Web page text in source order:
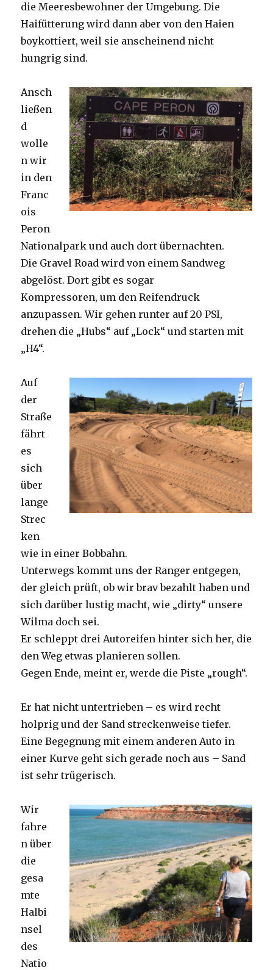
die Meeresbewohner der Umgebung. Die
Haifütterung wird dann aber von den Haien
boykottiert, weil sie anscheinend nicht
hungrig sind.
Ansch
ließen
d
wolle
n wir
in den
Franc
ois
Peron
Nationalpark und auch dort übernachten.
Die Gravel Road wird von einem Sandweg
abgelöst. Dort gibt es sogar
Kompressoren, um den Reifendruck
anzupassen. Wir gehen runter auf 20 PSI,
drehen die „Hubs“ auf „Lock“ und starten mit
„H4“.
Auf
der
Straße
fährt
es
sich
über
lange
Strec
ken
wie in einer Bobbahn.
Unterwegs kommt uns der Ranger entgegen,
der gleich prüft, ob wir brav bezahlt haben und
sich darüber lustig macht, wie „dirty“ unsere
Wilma doch sei.
Er schleppt drei Autoreifen hinter sich her, die
den Weg etwas planieren sollen.
Gegen Ende, meint er, werde die Piste „rough“.
Er hat nicht untertrieben – es wird recht
holprig und der Sand streckenweise tiefer.
Eine Begegnung mit einem anderen Auto in
einer Kurve geht sich gerade noch aus – Sand
ist sehr trügerisch.
Wir
fahre
n über
die
gesa
mte
Halbi
nsel
des
Natio